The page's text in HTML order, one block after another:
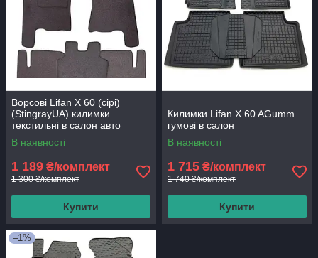
Ворсові Lifan Х 60 (сірі)
(StingrayUA) килимки
текстильні в салон авто
В наявності
1 189 ₴/комплект
1 300 ₴/комплект
Купити
Килимки Lifan X 60 AGumm
гумові в салон
В наявності
1 715 ₴/комплект
1 740 ₴/комплект
Купити
–1%